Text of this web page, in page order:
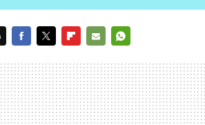
MAIL